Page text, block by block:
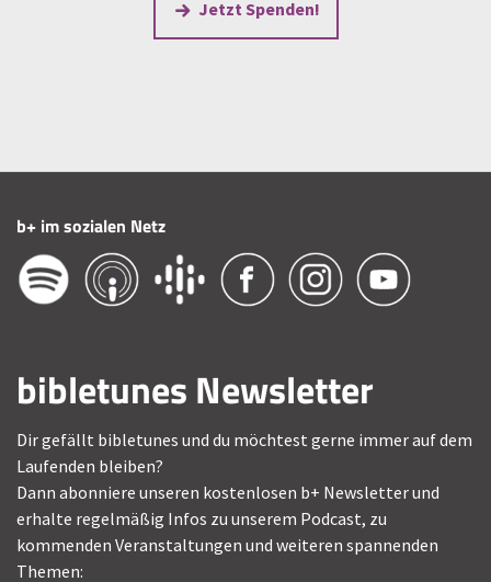
Jetzt Spenden!
b+ im sozialen Netz
bibletunes Newsletter
Dir gefällt bibletunes und du möchtest gerne immer auf dem
Laufenden bleiben?
Dann abonniere unseren kostenlosen b+ Newsletter und
erhalte regelmäßig Infos zu unserem Podcast, zu
kommenden Veranstaltungen und weiteren spannenden
Themen: